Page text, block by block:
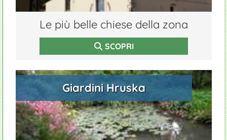
Le più belle chiese della zona
SCOPRI
Giardini Hruska